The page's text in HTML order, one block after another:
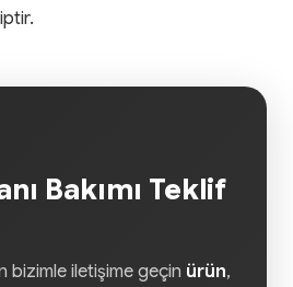
Bakımı Teklif
bizimle iletişime geçin ürün,